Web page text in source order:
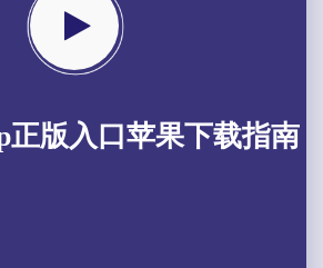
正版入口苹果下载指南